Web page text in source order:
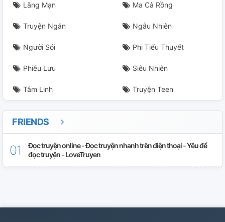
Lãng Mạn Ma Cà Rồng
Truyện Ngắn Ngẫu Nhiên
Người Sói Phi Tiểu Thuyết
Phiêu Lưu Siêu Nhiên
Tâm Linh Truyện Teen
FRIENDS
Đọc truyện online - Đọc truyện nhanh trên điện thoại - Yêu để
đọc truyện - LoveTruyen